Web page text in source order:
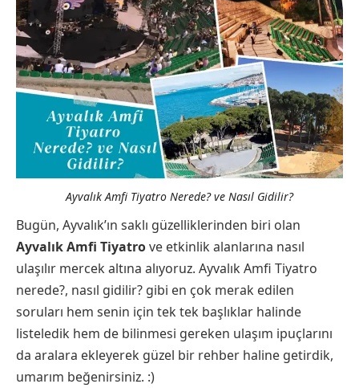
Ayvalık Amfi Tiyatro Nerede? ve Nasıl Gidilir?
Bugün, Ayvalık’ın saklı güzelliklerinden biri olan
Ayvalık Amfi Tiyatrove etkinlik alanlarına nasıl
ulaşılır mercek altına alıyoruz. Ayvalık Amfi Tiyatro
nerede?, nasıl gidilir? gibi en çok merak edilen
soruları hem senin için tek tek başlıklar halinde
listeledik hem de bilinmesi gereken ulaşım ipuçlarını
da aralara ekleyerek güzel bir rehber haline getirdik,
umarım beğenirsiniz. :)